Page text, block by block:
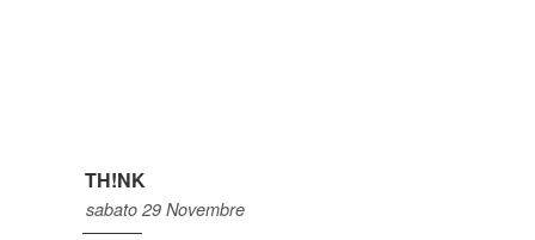
TH!NK
sabato 29 Novembre